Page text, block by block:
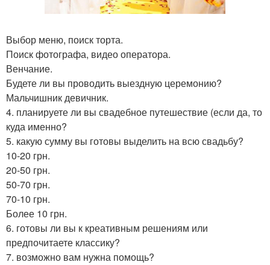
Выбор меню, поиск торта.
Поиск фотографа, видео оператора.
Венчание.
Будете ли вы проводить выездную церемонию?
Мальчишник девичник.
4. планируете ли вы свадебное путешествие (если да, то
куда именно?
5. какую сумму вы готовы выделить на всю свадьбу?
10-20 грн.
20-50 грн.
50-70 грн.
70-10 грн.
Более 10 грн.
6. готовы ли вы к креативным решениям или
предпочитаете классику?
7. возможно вам нужна помощь?